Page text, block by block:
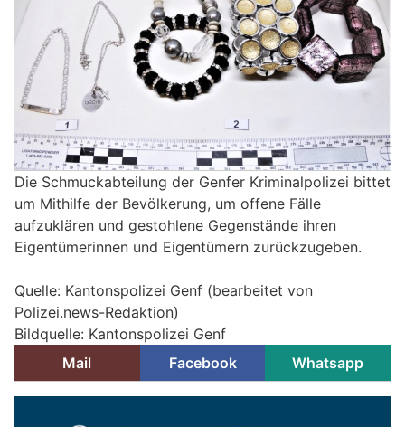
Die Schmuckabteilung der Genfer Kriminalpolizei bittet
um Mithilfe der Bevölkerung, um offene Fälle
aufzuklären und gestohlene Gegenstände ihren
Eigentümerinnen und Eigentümern zurückzugeben.
Quelle: Kantonspolizei Genf (bearbeitet von
Polizei.news-Redaktion)
Bildquelle: Kantonspolizei Genf
Mail
Facebook Whatsapp